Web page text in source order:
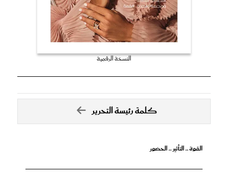
النسخة الرقمية
كلمة رئيسة التحرير
القوة .. التأثير .. الحضور